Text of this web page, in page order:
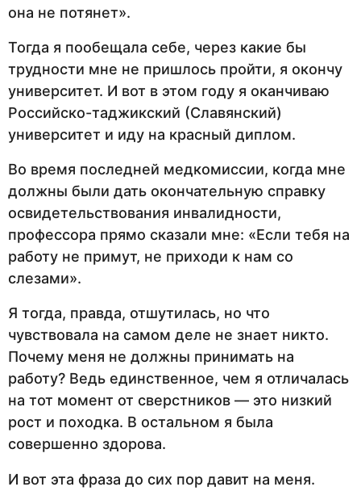
она не потянет».
Тогда я пообещала себе, через какие бы
трудности мне не пришлось пройти, я окончу
университет. И вот в этом году я оканчиваю
Российско-таджикский (Славянский)
университет и иду на красный диплом.
Во время последней медкомиссии, когда мне
должны были дать окончательную справку
освидетельствования инвалидности,
профессора прямо сказали мне: «Если тебя на
работу не примут, не приходи к нам со
слезами».
Я тогда, правда, отшутилась, но что
чувствовала на самом деле не знает никто.
Почему меня не должны принимать на
работу? Ведь единственное, чем я отличалась
на тот момент от сверстников — это низкий
рост и походка. В остальном я была
совершенно здорова.
И вот эта фраза до сих пор давит на меня.